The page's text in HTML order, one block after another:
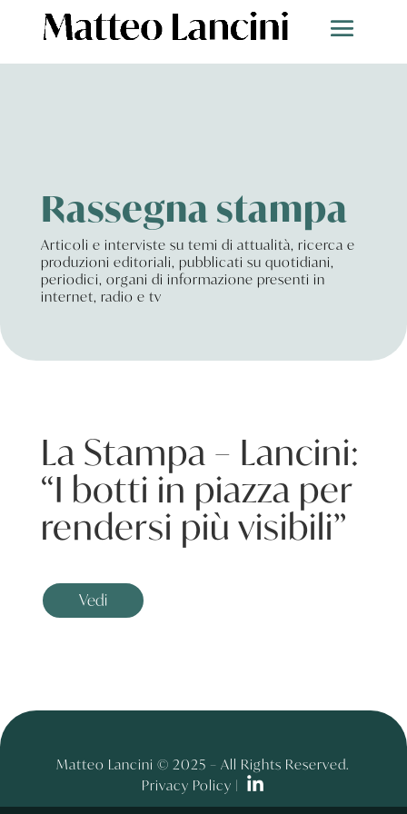
Rassegna stampa
Articoli e interviste su temi di attualità, ricerca e
produzioni editoriali, pubblicati su quotidiani,
periodici, organi di informazione presenti in
internet, radio e tv
La Stampa – Lancini:
“I botti in piazza per
rendersi più visibili”
Vedi
Matteo Lancini © 2025 – All Rights Reserved.
Privacy Policy |